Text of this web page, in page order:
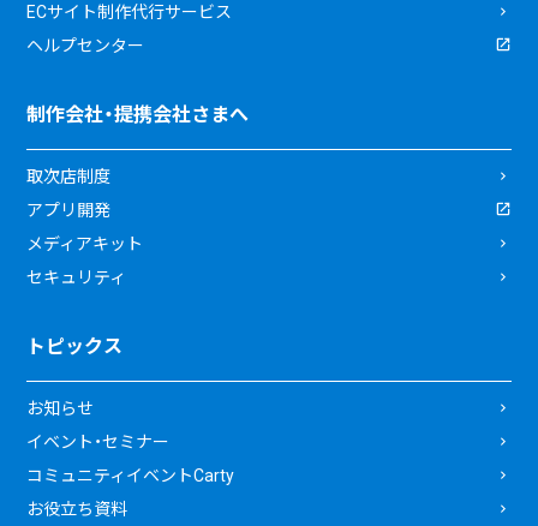
ECサイト制作代行サービス
ヘルプセンター
制作会社・提携会社さまへ
取次店制度
アプリ開発
メディアキット
セキュリティ
トピックス
お知らせ
イベント・セミナー
コミュニティイベントCarty
お役立ち資料